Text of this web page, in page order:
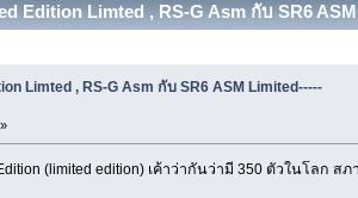
Edition Limted , RS-G Asm กับ SR6
Limted , RS-G Asm กับ SR6 ASM Limited-----
(limited edition) เค้าว่ากันว่ามี 350 ตัวในโลก